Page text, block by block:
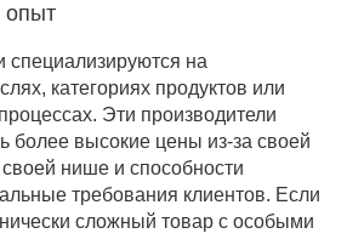
опыт
на
категориях продуктов или
Эти производители
более высокие цены из-за своей
нише и способности
требования клиентов. Если
сложный товар с особыми